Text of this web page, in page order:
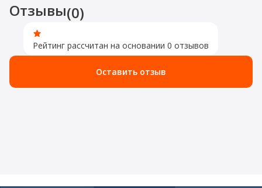
Отзывы(0)
Рейтинг рассчитан на основании 0 отзывов
Оставить отзыв